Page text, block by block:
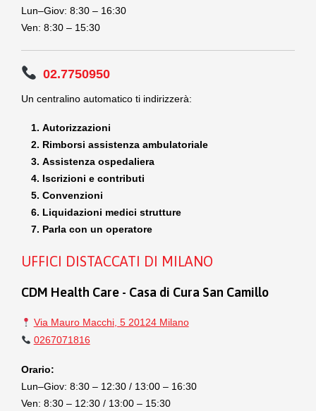
Lun–Giov: 8:30 – 16:30
Ven: 8:30 – 15:30
02.7750950
Un centralino automatico ti indirizzerà:
Autorizzazioni
Rimborsi assistenza ambulatoriale
Assistenza ospedaliera
Iscrizioni e contributi
Convenzioni
Liquidazioni medici strutture
Parla con un operatore
UFFICI DISTACCATI DI MILANO
CDM Health Care - Casa di Cura San Camillo
Via Mauro Macchi, 5 20124 Milano
0267071816
Orario:
Lun–Giov: 8:30 – 12:30 / 13:00 – 16:30
Ven: 8:30 – 12:30 / 13:00 – 15:30